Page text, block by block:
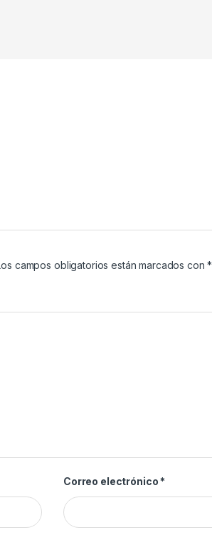
campos obligatorios están marcados con*
Correo electrónico *